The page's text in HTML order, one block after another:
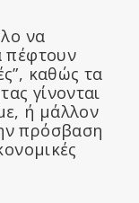
να
πέφτουν
καθώς τα
γίνονται
ή μάλλον
πρόσβαση